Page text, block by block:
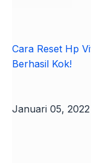
Cara Reset Hp
Berhasil Kok!
Januari 05, 2022